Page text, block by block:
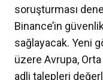
soruşturması
Binance’in
sağlayacak. Yeni
üzere Avrupa,
adli talepleri